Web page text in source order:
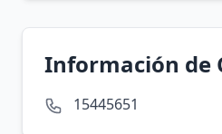
Información de
15445651